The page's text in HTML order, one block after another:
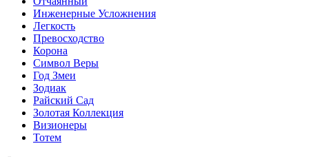
Инженерные Усложнения
Легкость
Превосходство
Корона
Символ Веры
Год Змеи
Зодиак
Райский Сад
Золотая Коллекция
Визионеры
Тотем